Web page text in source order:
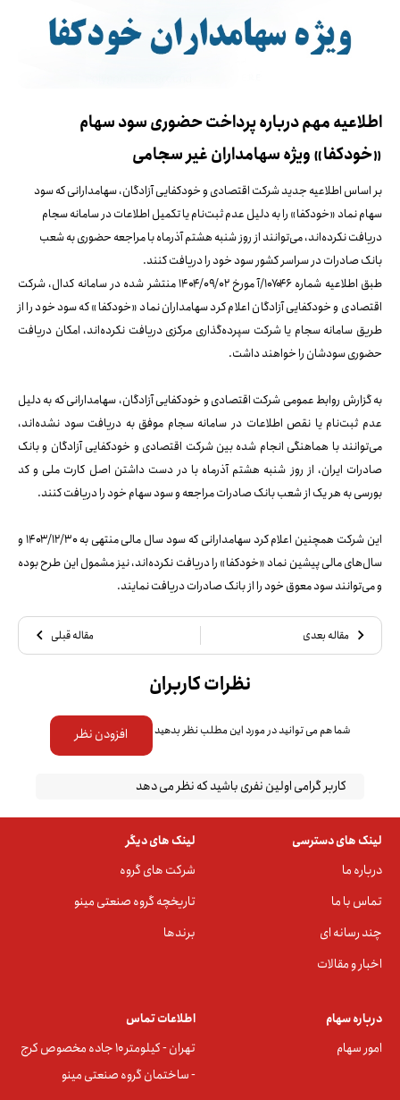
اطلاعیه مهم درباره پرداخت حضوری سود سهام
«خودکفا» ویژه سهامداران غیر سجامی
بر اساس اطلاعیه جدید شرکت اقتصادی و خودکفایی آزادگان، سهامدارانی که سود
سهام نماد «خودکفا» را به دلیل عدم ثبت‌نام یا تکمیل اطلاعات در سامانه سجام
دریافت نکرده‌اند، می‌توانند از روز شنبه هشتم آذرماه با مراجعه حضوری به شعب
بانک صادرات در سراسر کشور سود خود را دریافت کنند.
طبق اطلاعیه شماره ۱۰۷۰۴۶/آ مورخ ۱۴۰۴/۰۹/۰۲ منتشر شده در سامانه کدال، شرکت
اقتصادی و خودکفایی آزادگان اعلام کرد سهامداران نماد «خودکفا» که سود خود را از
طریق سامانه سجام یا شرکت سپرده‌گذاری مرکزی دریافت نکرده‌اند، امکان دریافت
حضوری سودشان را خواهند داشت.
به گزارش روابط عمومی شرکت اقتصادی و خودکفایی آزادگان، سهامدارانی که به دلیل
عدم ثبت‌نام یا نقص اطلاعات در سامانه سجام موفق به دریافت سود نشده‌اند،
می‌توانند با هماهنگی انجام شده بین شرکت اقتصادی و خودکفایی آزادگان و بانک
صادرات ایران، از روز شنبه هشتم آذرماه با در دست داشتن اصل کارت ملی و کد
بورسی به هر یک از شعب بانک صادرات مراجعه و سود سهام خود را دریافت کنند.
این شرکت همچنین اعلام کرد سهامدارانی که سود سال مالی منتهی به ۱۴۰۳/۱۲/۳۰ و
سال‌های مالی پیشین نماد «خودکفا» را دریافت نکرده‌اند، نیز مشمول این طرح بوده
و می‌توانند سود معوق خود را از بانک صادرات دریافت نمایند.
مقاله بعدی مقاله قبلی
نظرات کاربران
شما هم می توانید در مورد این مطلب نظر بدهید افزودن نظر
کاربر گرامی اولین نفری باشید که نظر می دهد
لینک های دسترسی
درباره ما
تماس با ما
چند رسانه ای
اخبار و مقالات
لینک های دیگر
شرکت های گروه
تاریخچه گروه صنعتی مینو
برندها
درباره سهام
امور سهام
اطلاعات تماس
تهران - کیلومتر ۱۰ جاده مخصوص کرج
- ساختمان گروه صنعتی مینو